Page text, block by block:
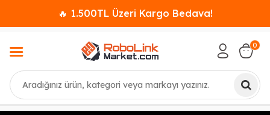
🔥 1.500TL Üzeri Kargo Bedava!
Ara
0